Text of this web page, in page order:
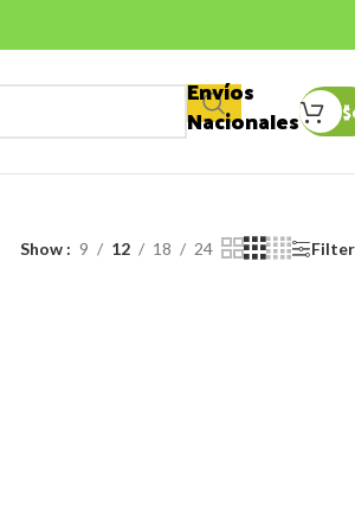
Envíos
Nacionales $
Show 9 12 18 24